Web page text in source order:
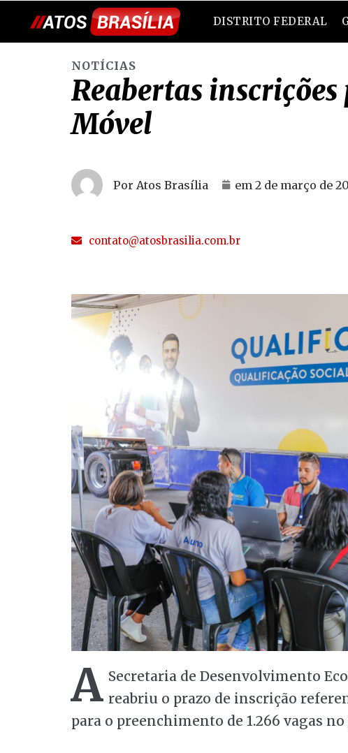
DISTRITO FEDERAL
NOTÍCIAS
Reabertas
Móvel
Por Atos Brasília em 2 de março de
contato@atosbrasilia.com.br
A Secretaria de Desenvolvimento
reabriu o prazo de inscrição
para o preenchimento de 1.266 vagas